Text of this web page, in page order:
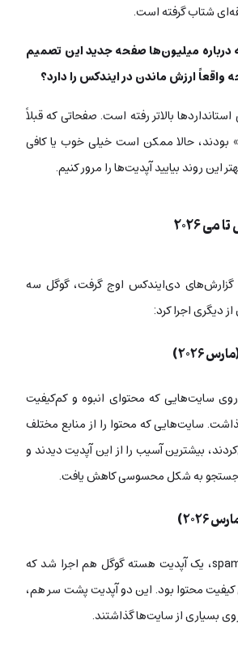
شتاب گرفته است.
درباره میلیون‌ها صفحه جدید این تصمیم
واقعاً ارزش ماندن در ایندکس را دارد؟
استانداردها بالاتر رفته است. صفحاتی که قبلاً
بودند، حالا ممکن است خیلی خوب یا کافی
این روند بیایید آپدیت‌ها را مرور کنیم.
۲۰۲۶
گزارش‌های دی‌ایندکس اوج گرفت، گوگل سه
دیگری اجرا کرد:
سایت‌هایی که محتوای انبوه و کم‌کیفیت
سایت‌هایی که محتوا را از منابع مختلف
بیشترین آسیب را از این آپدیت دیدند و
جستجو به شکل محسوسی کاهش یافت.
کمی بعد از spam update، یک آپدیت هسته گوگل هم اجرا شد که
کیفیت محتوا بود. این دو آپدیت پشت سر هم،
بسیاری از سایت‌ها گذاشتند.